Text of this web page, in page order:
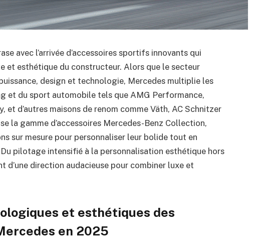
avec l’arrivée d’accessoires sportifs innovants qui
et esthétique du constructeur. Alors que le secteur
design et technologie, Mercedes multiplie les
et du sport automobile tels que AMG Performance,
et d’autres maisons de renom comme Väth, AC Schnitzer
la gamme d’accessoires Mercedes-Benz Collection,
sur mesure pour personnaliser leur bolide tout en
pilotage intensifié à la personnalisation esthétique hors
d’une direction audacieuse pour combiner luxe et
et esthétiques des
en 2025